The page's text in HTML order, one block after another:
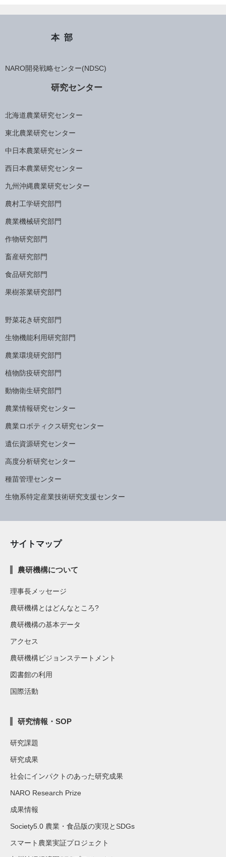
本部
NARO開発戦略センター(NDSC)
研究センター
北海道農業研究センター
東北農業研究センター
中日本農業研究センター
西日本農業研究センター
九州沖縄農業研究センター
農村工学研究部門
農業機械研究部門
作物研究部門
畜産研究部門
食品研究部門
果樹茶業研究部門
野菜花き研究部門
生物機能利用研究部門
農業環境研究部門
植物防疫研究部門
動物衛生研究部門
農業情報研究センター
農業ロボティクス研究センター
遺伝資源研究センター
高度分析研究センター
種苗管理センター
生物系特定産業技術研究支援センター
サイトマップ
農研機構について
理事長メッセージ
農研機構とはどんなところ?
農研機構の基本データ
アクセス
農研機構ビジョンステートメント
図書館の利用
国際活動
研究情報・SOP
研究課題
研究成果
社会にインパクトのあった研究成果
NARO Research Prize
成果情報
Society5.0 農業・食品版の実現とSDGs
スマート農業実証プロジェクト